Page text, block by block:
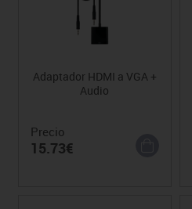
Adaptador HDMI a VGA +
Audio
Precio
15.73€